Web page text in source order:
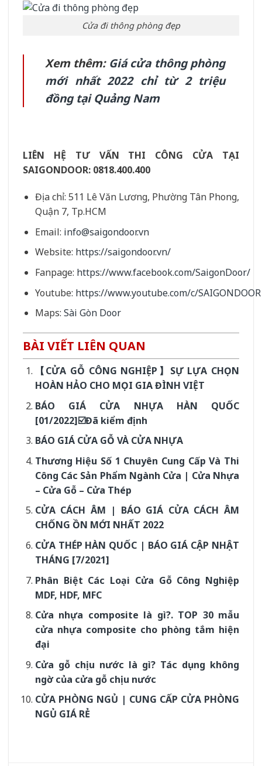
Cửa đi thông phòng đẹp
Xem thêm: Giá cửa thông phòng
mới nhất 2022 chỉ từ 2 triệu
đồng tại Quảng Nam
LIÊN HỆ TƯ VẤN THI CÔNG CỬA TẠI
SAIGONDOOR: 0818.400.400
Địa chỉ: 511 Lê Văn Lương, Phường Tân Phong,
Quận 7, Tp.HCM
Email: info@saigondoor.vn
Website: https://saigondoor.vn/
Fanpage: https://www.facebook.com/SaigonDoor/
Youtube: https://www.youtube.com/c/SAIGONDOOR
Maps: Sài Gòn Door
BÀI VIẾT LIÊN QUAN
【CỬA GỖ CÔNG NGHIỆP】SỰ LỰA CHỌN
HOÀN HẢO CHO MỌI GIA ĐÌNH VIỆT
BÁO GIÁ CỬA NHỰA HÀN QUỐC
[01/2022]☑️Đã kiểm định
BÁO GIÁ CỬA GỖ VÀ CỬA NHỰA
Thương Hiệu Số 1 Chuyên Cung Cấp Và Thi
Công Các Sản Phẩm Ngành Cửa | Cửa Nhựa
– Cửa Gỗ – Cửa Thép
CỬA CÁCH ÂM | BÁO GIÁ CỬA CÁCH ÂM
CHỐNG ỒN MỚI NHẤT 2022
CỬA THÉP HÀN QUỐC | BÁO GIÁ CẬP NHẬT
THÁNG [7/2021]
Phân Biệt Các Loại Cửa Gỗ Công Nghiệp
MDF, HDF, MFC
Cửa nhựa composite là gì?. TOP 30 mẫu
cửa nhựa composite cho phòng tắm hiện
đại
Cửa gỗ chịu nước là gì? Tác dụng không
ngờ của cửa gỗ chịu nước
CỬA PHÒNG NGỦ | CUNG CẤP CỬA PHÒNG
NGỦ GIÁ RẺ